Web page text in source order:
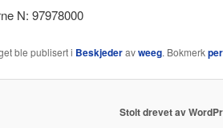
N: 97978000
ble publisert i Beskjederavweeg. Bokmerk
Stolt drevet av